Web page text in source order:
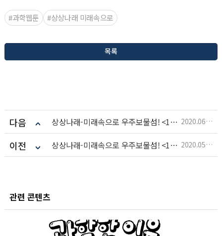
#과학웹툰 #상상나래 미래속으로
목록
다음 상상나래-미래속으로 우주보물섬! <161화> 2020.06.22
이전 상상나래-미래속으로 우주보물섬! <159화> 2020.05.25
관련 콘텐츠